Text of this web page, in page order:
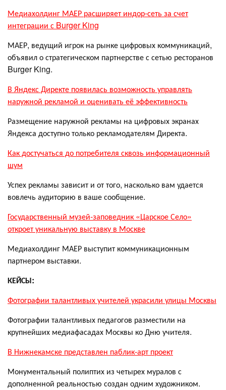
Медиахолдинг МАЕР расширяет индор-сеть за счет
интеграции с Burger King
МАЕР, ведущий игрок на рынке цифровых коммуникаций,
объявил о стратегическом партнерстве с сетью ресторанов
Burger King.
В Яндекс Директе появилась возможность управлять
наружной рекламой и оценивать её эффективность
Размещение наружной рекламы на цифровых экранах
Яндекса доступно только рекламодателям Директа.
Как достучаться до потребителя сквозь информационный
шум
Успех рекламы зависит и от того, насколько вам удается
вовлечь аудиторию в ваше сообщение.
Государственный музей-заповедник «Царское Село»
откроет уникальную выставку в Москве
Медиахолдинг МАЕР выступит коммуникационным
партнером выставки.
КЕЙСЫ:
Фотографии талантливых учителей украсили улицы Москвы
Фотографии талантливых педагогов разместили на
крупнейших медиафасадах Москвы ко Дню учителя.
В Нижнекамске представлен паблик-арт проект
Монументальный полиптих из четырех муралов с
дополненной реальностью создан одним художником.